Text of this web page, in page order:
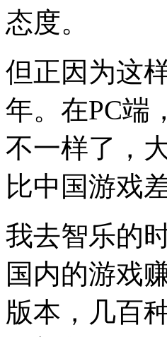
态度。
但正因为这
年。 在PC端
不一样了，
比中国游戏
我去智乐的
国内的游戏
版本，几百